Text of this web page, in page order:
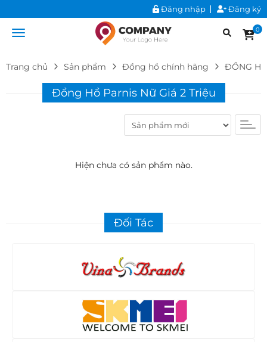
Đăng nhập Đăng ký
0
Trang chủ Sản phẩm Đồng hồ chính hãng ĐỒNG
Đồng Hồ Parnis Nữ Giá 2 Triệu
Hiện chưa có sản phẩm nào.
Đối Tác